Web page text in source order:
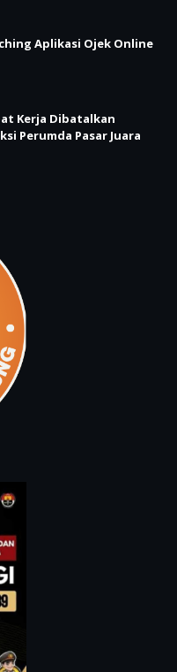
Aplikasi Ojek Online
Kerja Dibatalkan
Perumda Pasar Juara